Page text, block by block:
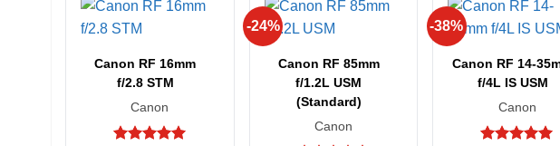
+
Canon RF 16mm
f/2.8 STM
Canon
-24% +
Canon RF 85mm
f/1.2L USM
(Standard)
Canon
-38% +
Canon RF 14-
f/4L IS USM
Canon